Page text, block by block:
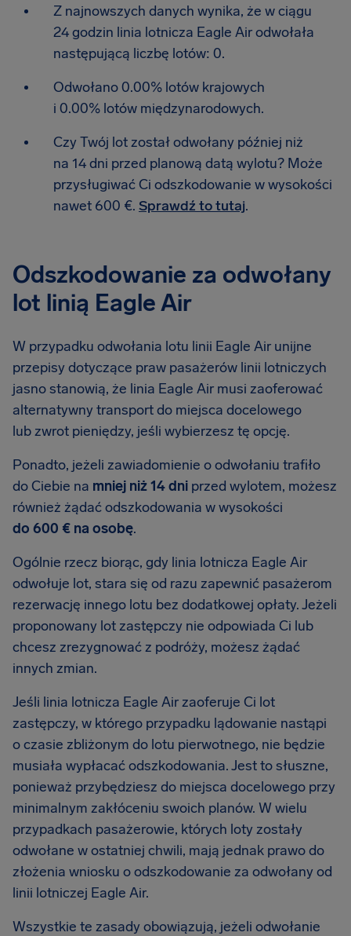
Z najnowszych danych wynika, że w ciągu
24 godzin linia lotnicza Eagle Air odwołała
następującą liczbę lotów: 0.
Odwołano 0.00% lotów krajowych
i 0.00% lotów międzynarodowych.
Czy Twój lot został odwołany później niż
na 14 dni przed planową datą wylotu? Może
przysługiwać Ci odszkodowanie w wysokości
nawet 600 €. Sprawdź to tutaj.
Odszkodowanie za odwołany
lot linią Eagle Air
W przypadku odwołania lotu linii Eagle Air unijne
przepisy dotyczące praw pasażerów linii lotniczych
jasno stanowią, że linia Eagle Air musi zaoferować
alternatywny transport do miejsca docelowego
lub zwrot pieniędzy, jeśli wybierzesz tę opcję.
Ponadto, jeżeli zawiadomienie o odwołaniu trafiło
do Ciebie na mniej niż 14 dni przed wylotem, możesz
również żądać odszkodowania w wysokości
do 600 € na osobę.
Ogólnie rzecz biorąc, gdy linia lotnicza Eagle Air
odwołuje lot, stara się od razu zapewnić pasażerom
rezerwację innego lotu bez dodatkowej opłaty. Jeżeli
proponowany lot zastępczy nie odpowiada Ci lub
chcesz zrezygnować z podróży, możesz żądać
innych zmian.
Jeśli linia lotnicza Eagle Air zaoferuje Ci lot
zastępczy, w którego przypadku lądowanie nastąpi
o czasie zbliżonym do lotu pierwotnego, nie będzie
musiała wypłacać odszkodowania. Jest to słuszne,
ponieważ przybędziesz do miejsca docelowego przy
minimalnym zakłóceniu swoich planów. W wielu
przypadkach pasażerowie, których loty zostały
odwołane w ostatniej chwili, mają jednak prawo do
złożenia wniosku o odszkodowanie za odwołany od
linii lotniczej Eagle Air.
Wszystkie te zasady obowiązują, jeżeli odwołanie